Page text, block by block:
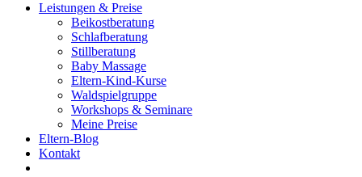
Leistungen & Preise
Beikostberatung
Schlafberatung
Stillberatung
Baby Massage
Eltern-Kind-Kurse
Waldspielgruppe
Workshops & Seminare
Meine Preise
Eltern-Blog
Kontakt